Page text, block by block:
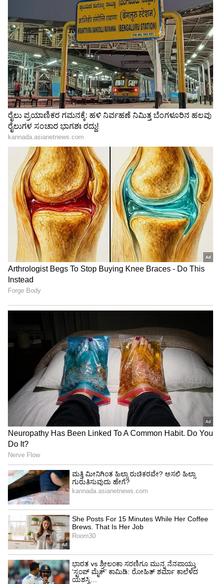
ಕಾರ್ಯದರ್ಶಿ ಅಧಿಸೂಚನೆ ಹೊರಡಿಸಿದ್ದಾರೆ.
LATEST VIDEOS
"ರಾಜಕೀಯ ಬೇಡ, ಸಿನಿಮಾನೇ ಪ್ರಾಣ":
ಕನಕೋತ್ಸವದಲ್ಲಿ ರಿಷಬ್ ಶೆಟ್ಟಿ | Rishab
Shetty speech | Suvarna News
ಶೇ.50 ರಿಂದ ಶೇ.18 ಕ್ಕೆ TAX ಇಳಿಕೆ: ಮೋದಿ-
ಟ್ರಂಪ್ ಐತಿಹಾಸಿಕ ಒಪ್ಪಂದ | India US
Trade Deal | Party Rounds